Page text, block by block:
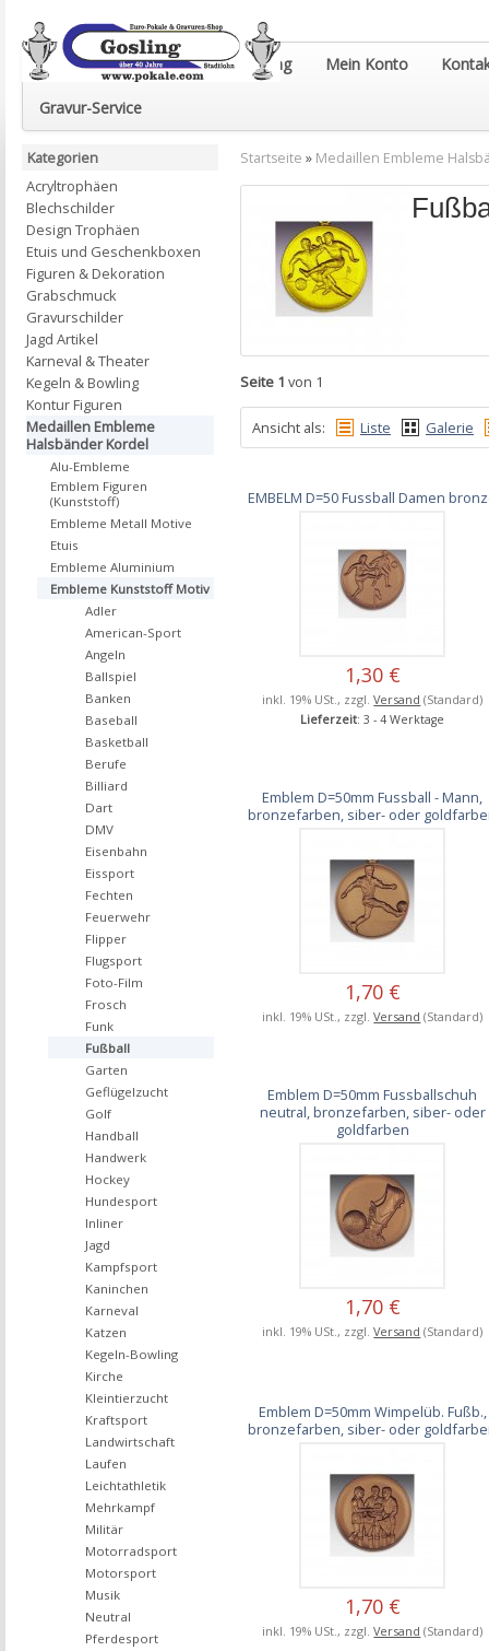
Euro-Pokale & Gravur-Shop Gosling Mein Konto
Gravur-Service
Startseite » Medaillen Embleme
Seite 1 von 1
Ansicht als: Liste Galerie
EMBELM D=50 Fussball Damen
1,30 €
inkl. 19% USt., zzgl.Versand (Standard)
Lieferzeit: 3 - 4 Werktage
Emblem D=50mm Fussball - Mann,
bronzefarben, siber- oder
1,70 €
inkl. 19% USt., zzgl.Versand (Standard)
Emblem D=50mm Fussballschuh
neutral, bronzefarben, siber- oder
goldfarben
1,70 €
inkl. 19% USt., zzgl.Versand (Standard)
Emblem D=50mm Wimpelüb. Fußb.,
bronzefarben, siber- oder
1,70 €
inkl. 19% USt., zzgl.Versand (Standard)
Kategorien
Acryltrophäen
Blechschilder
Design Trophäen
Etuis und Geschenkboxen
Figuren & Dekoration
Grabschmuck
Gravurschilder
Jagd Artikel
Karneval & Theater
Kegeln & Bowling
Kontur Figuren
Medaillen Embleme
Halsbänder Kordel
Alu-Embleme
Emblem Figuren
(Kunststoff)
Embleme Metall Motive
Etuis
Embleme Aluminium
Embleme Kunststoff Motiv
Adler
American-Sport
Angeln
Ballspiel
Banken
Baseball
Basketball
Berufe
Billiard
Dart
DMV
Eisenbahn
Eissport
Fechten
Feuerwehr
Flipper
Flugsport
Foto-Film
Frosch
Funk
Fußball
Garten
Geflügelzucht
Golf
Handball
Handwerk
Hockey
Hundesport
Inliner
Jagd
Kampfsport
Kaninchen
Karneval
Katzen
Kegeln-Bowling
Kirche
Kleintierzucht
Kraftsport
Landwirtschaft
Laufen
Leichtathletik
Mehrkampf
Militär
Motorradsport
Motorsport
Musik
Neutral
Pferdesport